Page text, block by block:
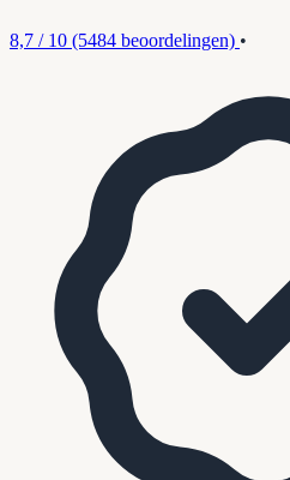
8,7 / 10 (5484 beoordelingen) •